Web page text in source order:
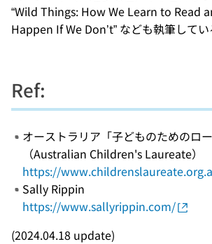
“Wild Things: How We Learn to Read
Happen If We Don’t” なども執筆してい
Ref:
オーストラリア「子どものためのロー
（Australian Children's Laureate）
https://
Sally Rippin
https://www.sallyrippin.com/
(2024.04.18 update)